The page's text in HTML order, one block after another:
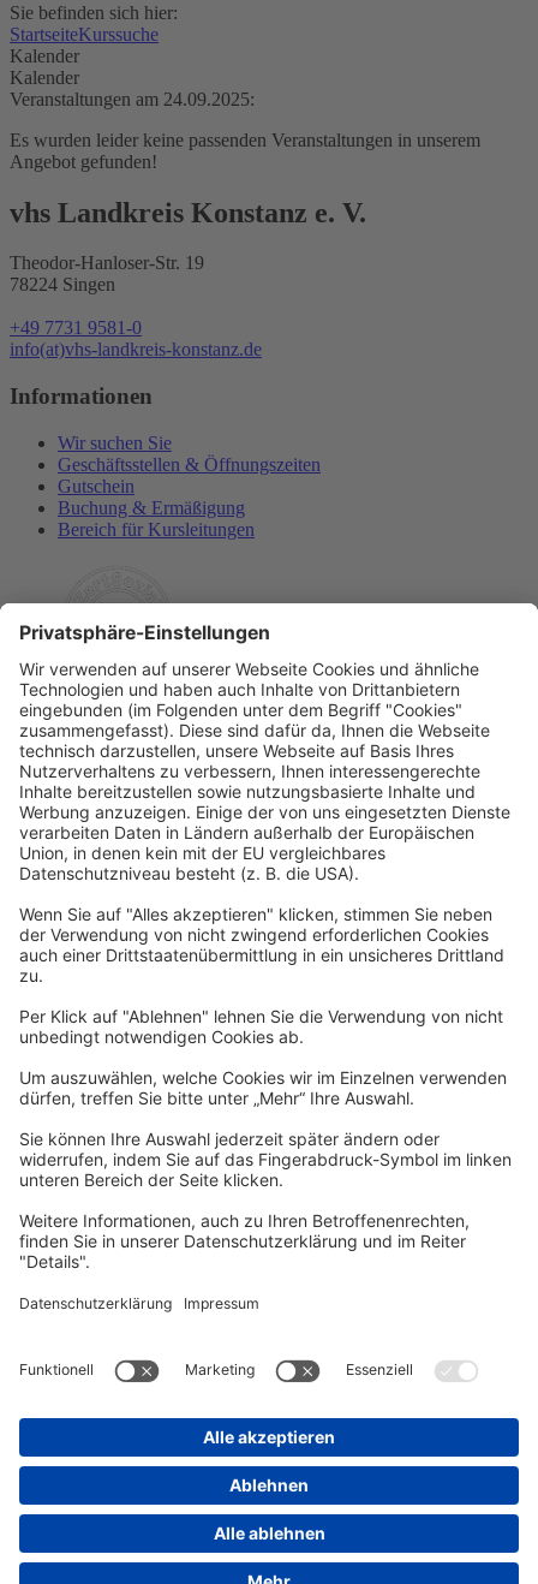
Sie befinden sich hier:
StartseiteKurssuche
Kalender
Kalender
Veranstaltungen am 24.09.2025:
Es wurden leider keine passenden Veranstaltungen in unserem
Angebot gefunden!
vhs Landkreis Konstanz e. V.
Theodor-Hanloser-Str. 19
78224 Singen
+49 7731 9581-0
info(at)vhs-landkreis-konstanz.de
Informationen
Wir suchen Sie
Geschäftsstellen & Öffnungszeiten
Gutschein
Buchung & Ermäßigung
Bereich für Kursleitungen
Rechtliches
Allgemeine Geschäftsbedingungen
Widerrufsbelehrung
Datenschutzerklärung
Barrierefreiheitserklärung
Impressum
Newsletter
Per E-Mail informieren wir Sie über interessante Angebote.
Zum Newsletter anmelden
vhs Post
Zur vhs Post anmelden
Kontrast
Kurs-Merkliste
Bitte melden Sie sich über den folgenden Button an:
Sie haben noch kein Konto?
Registrieren Sie sich jetzt
Warenkorb
Es befinden sich derzeit keine Kurse/Veranstaltungen in Ihrem